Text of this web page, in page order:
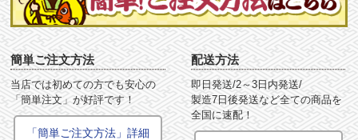
簡単ご注文方法
当店では初めての方でも安心の
「簡単注文」が好評です！
「簡単ご注文方法」詳細
配送方法
即日発送/2～3日内発送/
製造7日後発送など全ての商品を
全国に速配！